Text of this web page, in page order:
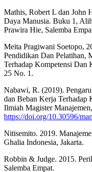
Mathis, Robert L dan John
Daya Manusia. Buku 1,
Prawira Hie, Salemba
Meita Pragiwani Soetopo,
Pendidikan Dan Pelatihan,
Terhadap Kompetensi Dan
25 No. 1.
Nabawi, R. (2019).
dan Beban Kerja Terhadap
Ilmiah Magister
https://doi.org/10.30596/
Nitisemito. 2019.
Ghalia Indonesia, Jakarta.
Robbin & Judge. 2015.
Salemba Empat.